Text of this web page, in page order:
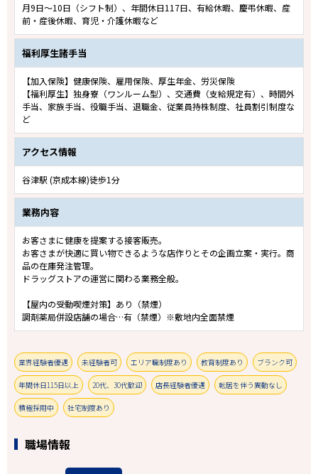
月9日～10日（シフト制）、年間休日117日、有給休暇、慶弔休暇、産
前・産後休暇、育児・介護休暇など
福利厚生諸手当
【加入保険】健康保険、雇用保険、厚生年金、労災保険
【福利厚生】独身寮（ワンルーム型）、交通費（支給規定有）、時間外
手当、家族手当、役職手当、退職金、従業員持株制度、社員割引制度な
ど
アクセス情報
谷津駅 (京成本線)徒歩1分
業務内容
お客さまに健康を提案する接客販売。
お客さまが快適に買い物できるような店作りとその企画立案・実行。商
品の在庫発注管理。
ドラッグストアの運営に関わる業務全般。
【屋内の受動喫煙対策】あり（禁煙）
調剤薬局併設店舗の場合…有（禁煙）※敷地内全面禁煙
業界経験者優遇 未経験者可 エリア職制度あり 教育制度あり ブランク可
年間休日115日以上 20代、30代歓迎 店長経験者優遇 転居を伴う異動なし
積極採用中 社宅制度あり
職場情報